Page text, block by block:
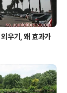
우기, 왜 효과가